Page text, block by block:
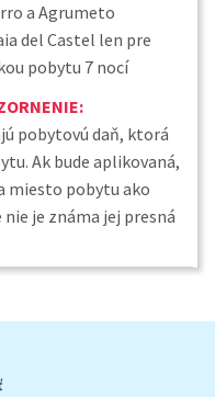
a Agrumeto
del Castel len pre
pobytu 7 nocí
pobytovú daň, ktorá
Ak bude aplikovaná,
miesto pobytu ako
je známa jej presná